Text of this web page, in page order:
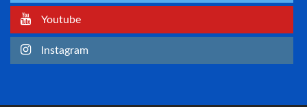
Youtube
Instagram